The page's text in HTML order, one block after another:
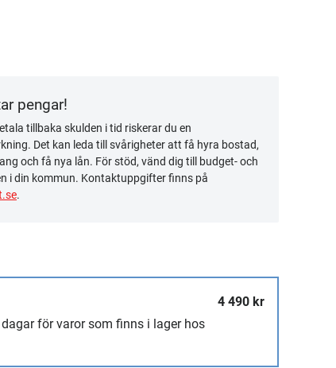
pengar!
tillbaka skulden i tid riskerar du en
Det kan leda till svårigheter att få hyra bostad,
och få nya lån. För stöd, vänd dig till budget- och
i din kommun. Kontaktuppgifter finns på
.
4 490 kr
dagar för varor som finns i lager hos